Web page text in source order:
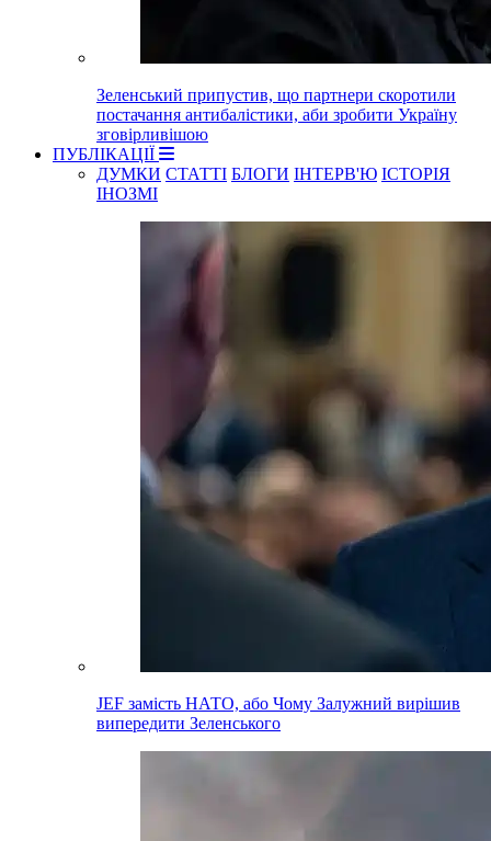
Зеленський припустив, що партнери скоротили
постачання антибалістики, аби зробити Україну
зговірливішою
ПУБЛІКАЦІЇ
ДУМКИ СТАТТІ БЛОГИ ІНТЕРВ'Ю ІСТОРІЯ
ІНОЗМІ
JEF замість НАТО, або Чому Залужний вирішив
випередити Зеленського